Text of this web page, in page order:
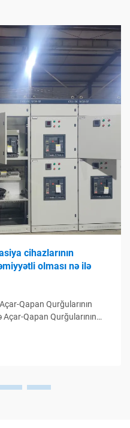
cihazlarının
olması nə ilə
Qapan Qurğularının
Qapan Qurğularının
idarə olunması